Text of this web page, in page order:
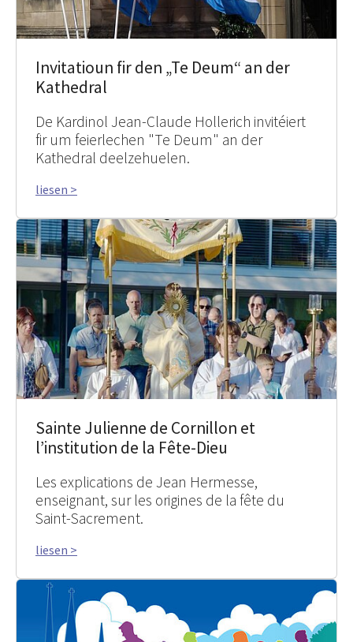
Invitatioun fir den „Te Deum“ an der
Kathedral
De Kardinol Jean-Claude Hollerich invitéiert
fir um feierlechen "Te Deum" an der
Kathedral deelzehuelen.
liesen >
Sainte Julienne de Cornillon et
l’institution de la Fête-Dieu
Les explications de Jean Hermesse,
enseignant, sur les origines de la fête du
Saint-Sacrement.
liesen >